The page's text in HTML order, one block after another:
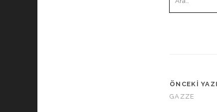
ÖNCEKI YAZI
GAZZE